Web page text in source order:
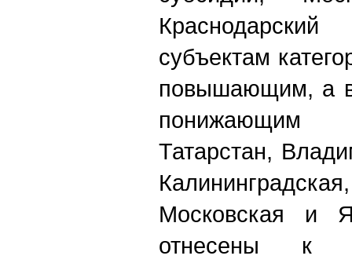
субъектам
повышающим, а
понижающим
Татарстан,
Московская и
отнесены к